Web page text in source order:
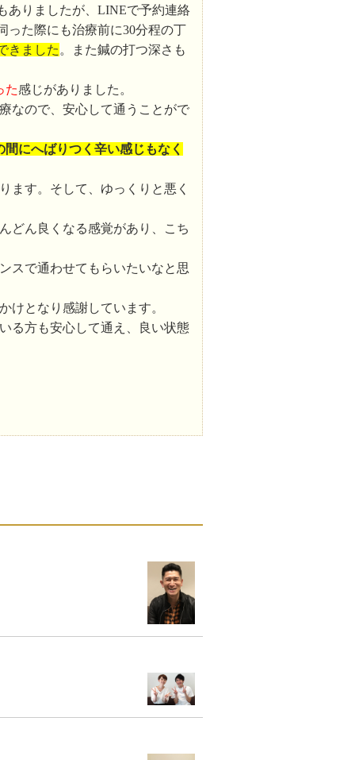
ありましたが、LINEで予約連絡
った際にも治療前に30分程の丁
きました 。また鍼の打つ深さも
た感じがありました。
なので、安心して通うことがで
にへばりつく辛い感じもなく
ます。そして、ゆっくりと悪く
どん良くなる感覚があり、こち
スで通わせてもらいたいなと思
けとなり感謝しています。
る方も安心して通え、良い状態